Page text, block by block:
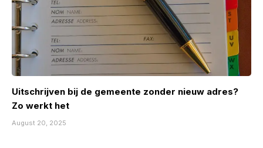
Uitschrijven bij de gemeente zonder nieuw adres?
Zo werkt het
August 20, 2025